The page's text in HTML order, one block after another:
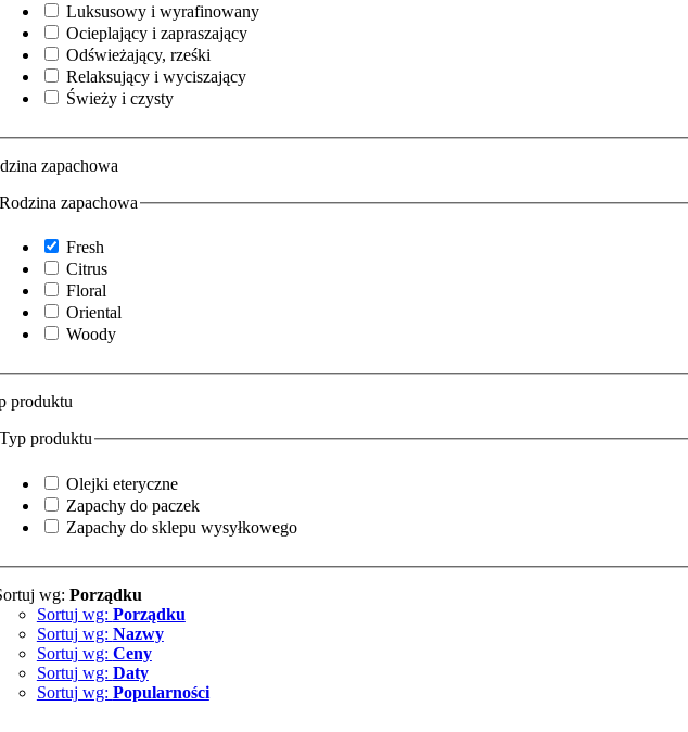
Luksusowy i wyrafinowany
Ocieplający i zapraszający
Odświeżający, rześki
Relaksujący i wyciszający
Świeży i czysty
zapachowa
Rodzina zapachowa
Fresh
Citrus
Floral
Oriental
Woody
produktu
Typ produktu
Olejki eteryczne
Zapachy do paczek
Zapachy do sklepu wysyłkowego
wg: Porządku
Sortuj wg: Porządku
Sortuj wg: Nazwy
Sortuj wg: Ceny
Sortuj wg: Daty
Sortuj wg: Popularności